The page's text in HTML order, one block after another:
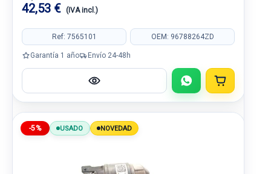
42,53 € (IVA incl.)
Ref: 7565101 OEM: 96788264ZD
Garantía 1 año Envío 24-48h
-5% USADO NOVEDAD